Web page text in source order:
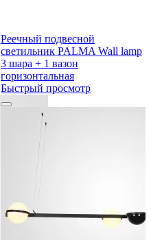
Реечный подвесной
светильник PALMA Wall lamp
3 шара + 1 вазон
горизонтальная
Быстрый просмотр